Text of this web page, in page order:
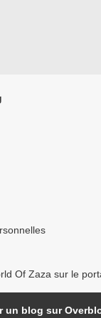
Of Zaza sur le
un blog sur